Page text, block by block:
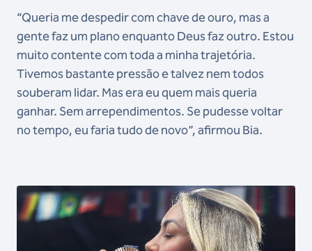
“Queria me despedir com chave de ouro, mas a
gente faz um plano enquanto Deus faz outro. Estou
muito contente com toda a minha trajetória.
Tivemos bastante pressão e talvez nem todos
souberam lidar. Mas era eu quem mais queria
ganhar. Sem arrependimentos. Se pudesse voltar
no tempo, eu faria tudo de novo”, afirmou Bia.